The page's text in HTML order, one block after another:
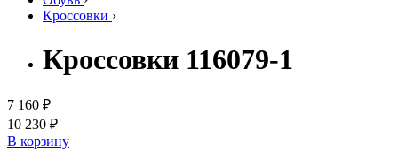
Кроссовки ›
Кроссовки 116079-1
7 160 ₽
10 230 ₽
В корзину